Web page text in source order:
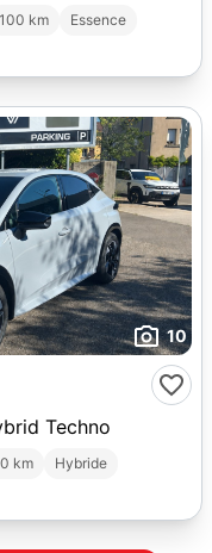
100 km
Essence
10
Techno
km
Hybride